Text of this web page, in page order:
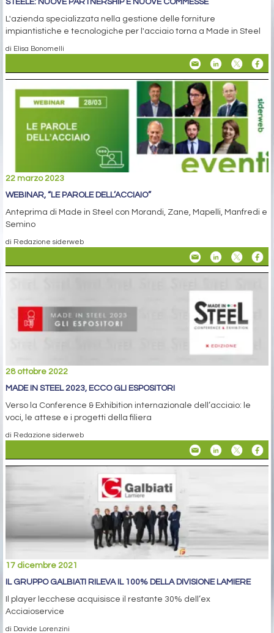
STEELE: NUOVE PARTNERSHIP E NUOVE COMMESSE
L'azienda specializzata nella gestione delle forniture
impiantistiche e tecnologiche per l'acciaio torna a Made in Steel
di Elisa Bonomelli
22 marzo 2023
WEBINAR, “LE PAROLE DELL’ACCIAIO”
Anteprima di Made in Steel con Morandi, Zane, Mapelli, Manfredi e
Semino
di Redazione siderweb
28 ottobre 2022
MADE IN STEEL 2023, ECCO GLI ESPOSITORI
Verso la Conference & Exhibition internazionale dell’acciaio: le
voci, le attese e i progetti della filiera
di Redazione siderweb
17 dicembre 2021
IL GRUPPO GALBIATI RILEVA IL 100% DELLA DIVISIONE LAMIERE
Il player lecchese acquisisce il restante 30% dell’ex
Acciaioservice
di Davide Lorenzini